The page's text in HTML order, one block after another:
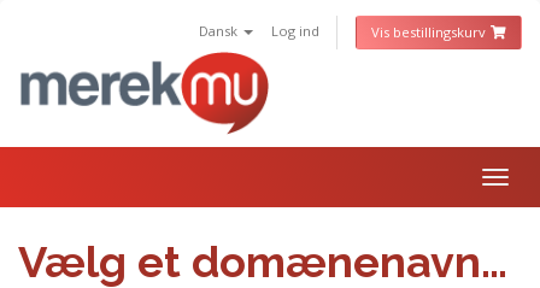
Dansk Log ind Vis bestillingskurv
Vælg et domænenavn…